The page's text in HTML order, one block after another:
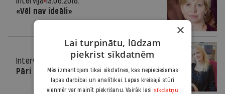
«Vēl nav ideāli»
Intervija
11.04.2018.
Pāri lokālām robežām
×
Lai turpinātu, lūdzam
piekrist sīkdatnēm
Mēs izmantojam tikai sīkdatnes, kas nepieciešamas
lapas darbībai un analītikai. Lapas kreisajā stūrī
vienmēr var mainīt piekrišanu. Vairāk lasi sīkdatņu